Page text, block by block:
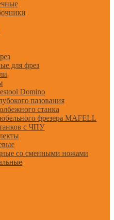
для фрез
Domino
пазования
станка
фрезера MAFELL
с ЧПУ
со сменными ножами